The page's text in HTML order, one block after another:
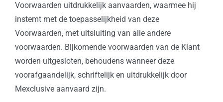
Voorwaarden uitdrukkelijk aanvaarden, waarmee hij
instemt met de toepasselijkheid van deze
Voorwaarden, met uitsluiting van alle andere
voorwaarden. Bijkomende voorwaarden van de Klant
worden uitgesloten, behoudens wanneer deze
voorafgaandelijk, schriftelijk en uitdrukkelijk door
Mexclusive aanvaard zijn.